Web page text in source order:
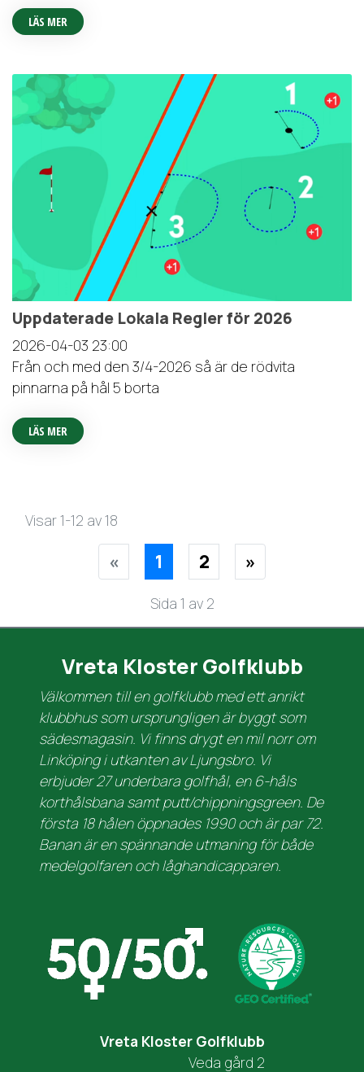
LÄS MER
Uppdaterade Lokala Regler för 2026
2026-04-03 23:00
Från och med den 3/4-2026 så är de rödvita
pinnarna på hål 5 borta
LÄS MER
Visar 1-12 av 18
« 1 (NUVARANDE SIDA)
2 »
Sida 1 av 2
Vreta Kloster Golfklubb
Välkommen till en golfklubb med ett anrikt
klubbhus som ursprungligen är byggt som
sädesmagasin. Vi finns drygt en mil norr om
Linköping i utkanten av Ljungsbro. Vi
erbjuder 27 underbara golfhål, en 6-håls
korthålsbana samt putt/chippningsgreen. De
första 18 hålen öppnades 1990 och är par 72.
Banan är en spännande utmaning för både
medelgolfaren och låghandicapparen.
Vreta Kloster Golfklubb
Veda gård 2